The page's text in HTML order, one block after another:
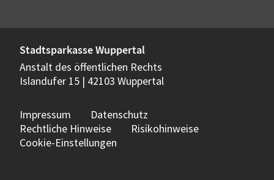
Stadtsparkasse Wuppertal
Anstalt des öffentlichen Rechts
Islandufer 15 | 42103 Wuppertal
Impressum
Datenschutz
Rechtliche Hinweise
Risikohinweise
Cookie-Einstellungen